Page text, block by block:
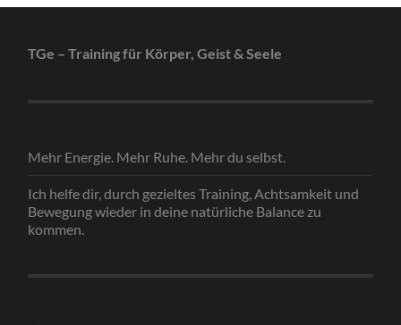
TGe – Training für Körper, Geist & Seele
Mehr Energie. Mehr Ruhe. Mehr du selbst.
Ich helfe dir, durch gezieltes Training, Achtsamkeit und
Bewegung wieder in deine natürliche Balance zu
kommen.